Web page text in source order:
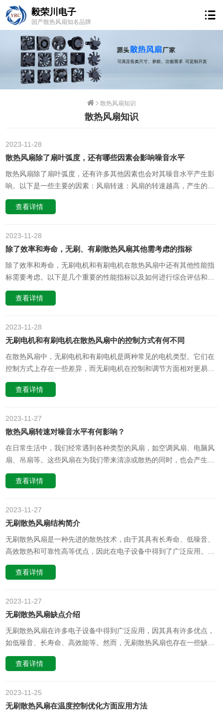
毅荣川电子
国产散热风扇知名品牌
散热风扇知识
散热风扇知识
28
2023-11
散热风扇除了扇叶弧度，还有哪些因素会影响噪音水平
散热风扇除了扇叶弧度，还有许多其他因素也会对其噪音水平产生影
响。以下是一些主要的因素：风扇转速：风扇的转速越高，产生的风
量就越大，同时也会带来更高的噪音。这是因为风扇在高速运转时，
空气流动的紊乱程度会增加，从而产生更多的噪音。风扇尺寸：一般
会产生更大的噪音。这……
查看详情
28
2023-11
除了效率和寿命，无刷、有刷散热风扇其他需考虑的指标
除了效率和寿命，无刷电机和有刷电机在散热风扇中还有其他性能指
标需要考虑。以下是几个重要的性能指标以及如何进行综合评估和比
较：噪音水平除了效率和寿命，噪音水平也是评估散热风扇性能的重
要指标之一。无刷电机通常比有刷电机具有更低的噪音，因为它们没
生产出不同噪音水平的……
查看详情
28
2023-11
无刷电机和有刷电机在散热风扇中的控制方式有何不同
在散热风扇中，无刷电机和有刷电机是两种常见的电机类型。它们在
控制方式上存在一些差异，而无刷电机在控制和调节方面相对更易于
操作。下面我们将详细介绍这两种电机的控制方式以及无刷电机的优
势。一、有刷电机的控制方式有刷电机是指电机的内部结构中装有碳
电机的电流或电压来控……
查看详情
27
2023-11
散热风扇转速对噪音水平有何影响？
在日常生活中，我们经常遇到各种类型的风扇，如空调风扇、电脑风
扇、吊扇等。这些风扇在为我们带来清凉或散热的同时，也会产生一
定的噪音。那么，风扇的转速对噪音水平有何影响？我们又该如何选
择适当的转速以降低风扇的噪音呢？本文将为您揭开这些问题的答
就越大，同时也会带来更……
查看详情
27
2023-11
无刷散热风扇结构简介
无刷散热风扇是一种先进的散热技术，由于其具有长寿命、低噪音、
高效散热和可靠性高等优点，因此在电子设备中得到了广泛应用。本
文将简要介绍无刷散热风扇的结构特点和工作原理，帮助您更好地了
解这一技术。一、无刷散热风扇的结构无刷散热风扇主要由电机、扇
电子控制器、转子和定……
查看详情
27
2023-11
无刷散热风扇缺点介绍
无刷散热风扇在许多电子设备中得到广泛应用，因其具有许多优点，
如低噪音、长寿命、高效能等。然而，无刷散热风扇也存在一些缺
点，下面将对其进行介绍。成本高无刷散热风扇通常采用电子控制器
来控制电机的旋转，因此其设计和生产成本相对较高。此外，由于无
细的工艺要求，这也增加……
查看详情
25
2023-11
无刷散热风扇在温度控制优化方面应用方法